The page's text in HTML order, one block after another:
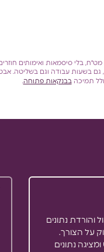
בלי סיסמאות ואימותים
גם בשעות עבודה וגם בשליטה.
תמיכה בבנקאות פתוחה
והורדת נתונים
נתונים